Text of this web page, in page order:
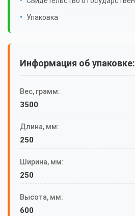
Упаковка
Информация об
Вес, грамм:
3500
Длина, мм:
250
Ширина, мм:
250
Высота, мм:
600